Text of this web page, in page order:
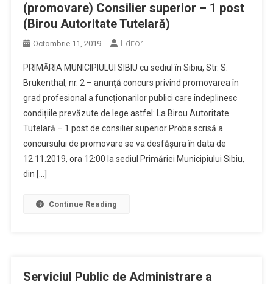
(promovare) Consilier superior – 1 post
(Birou Autoritate Tutelară)
Octombrie 11, 2019 Editor
PRIMĂRIA MUNICIPIULUI SIBIU cu sediul în Sibiu, Str. S.
Brukenthal, nr. 2 – anunţă concurs privind promovarea în
grad profesional a funcționarilor publici care îndeplinesc
condițiile prevăzute de lege astfel: La Birou Autoritate
Tutelară – 1 post de consilier superior Proba scrisă a
concursului de promovare se va desfăşura în data de
12.11.2019, ora 12:00 la sediul Primăriei Municipiului Sibiu,
din […]
Continue Reading
Serviciul Public de Administrare a